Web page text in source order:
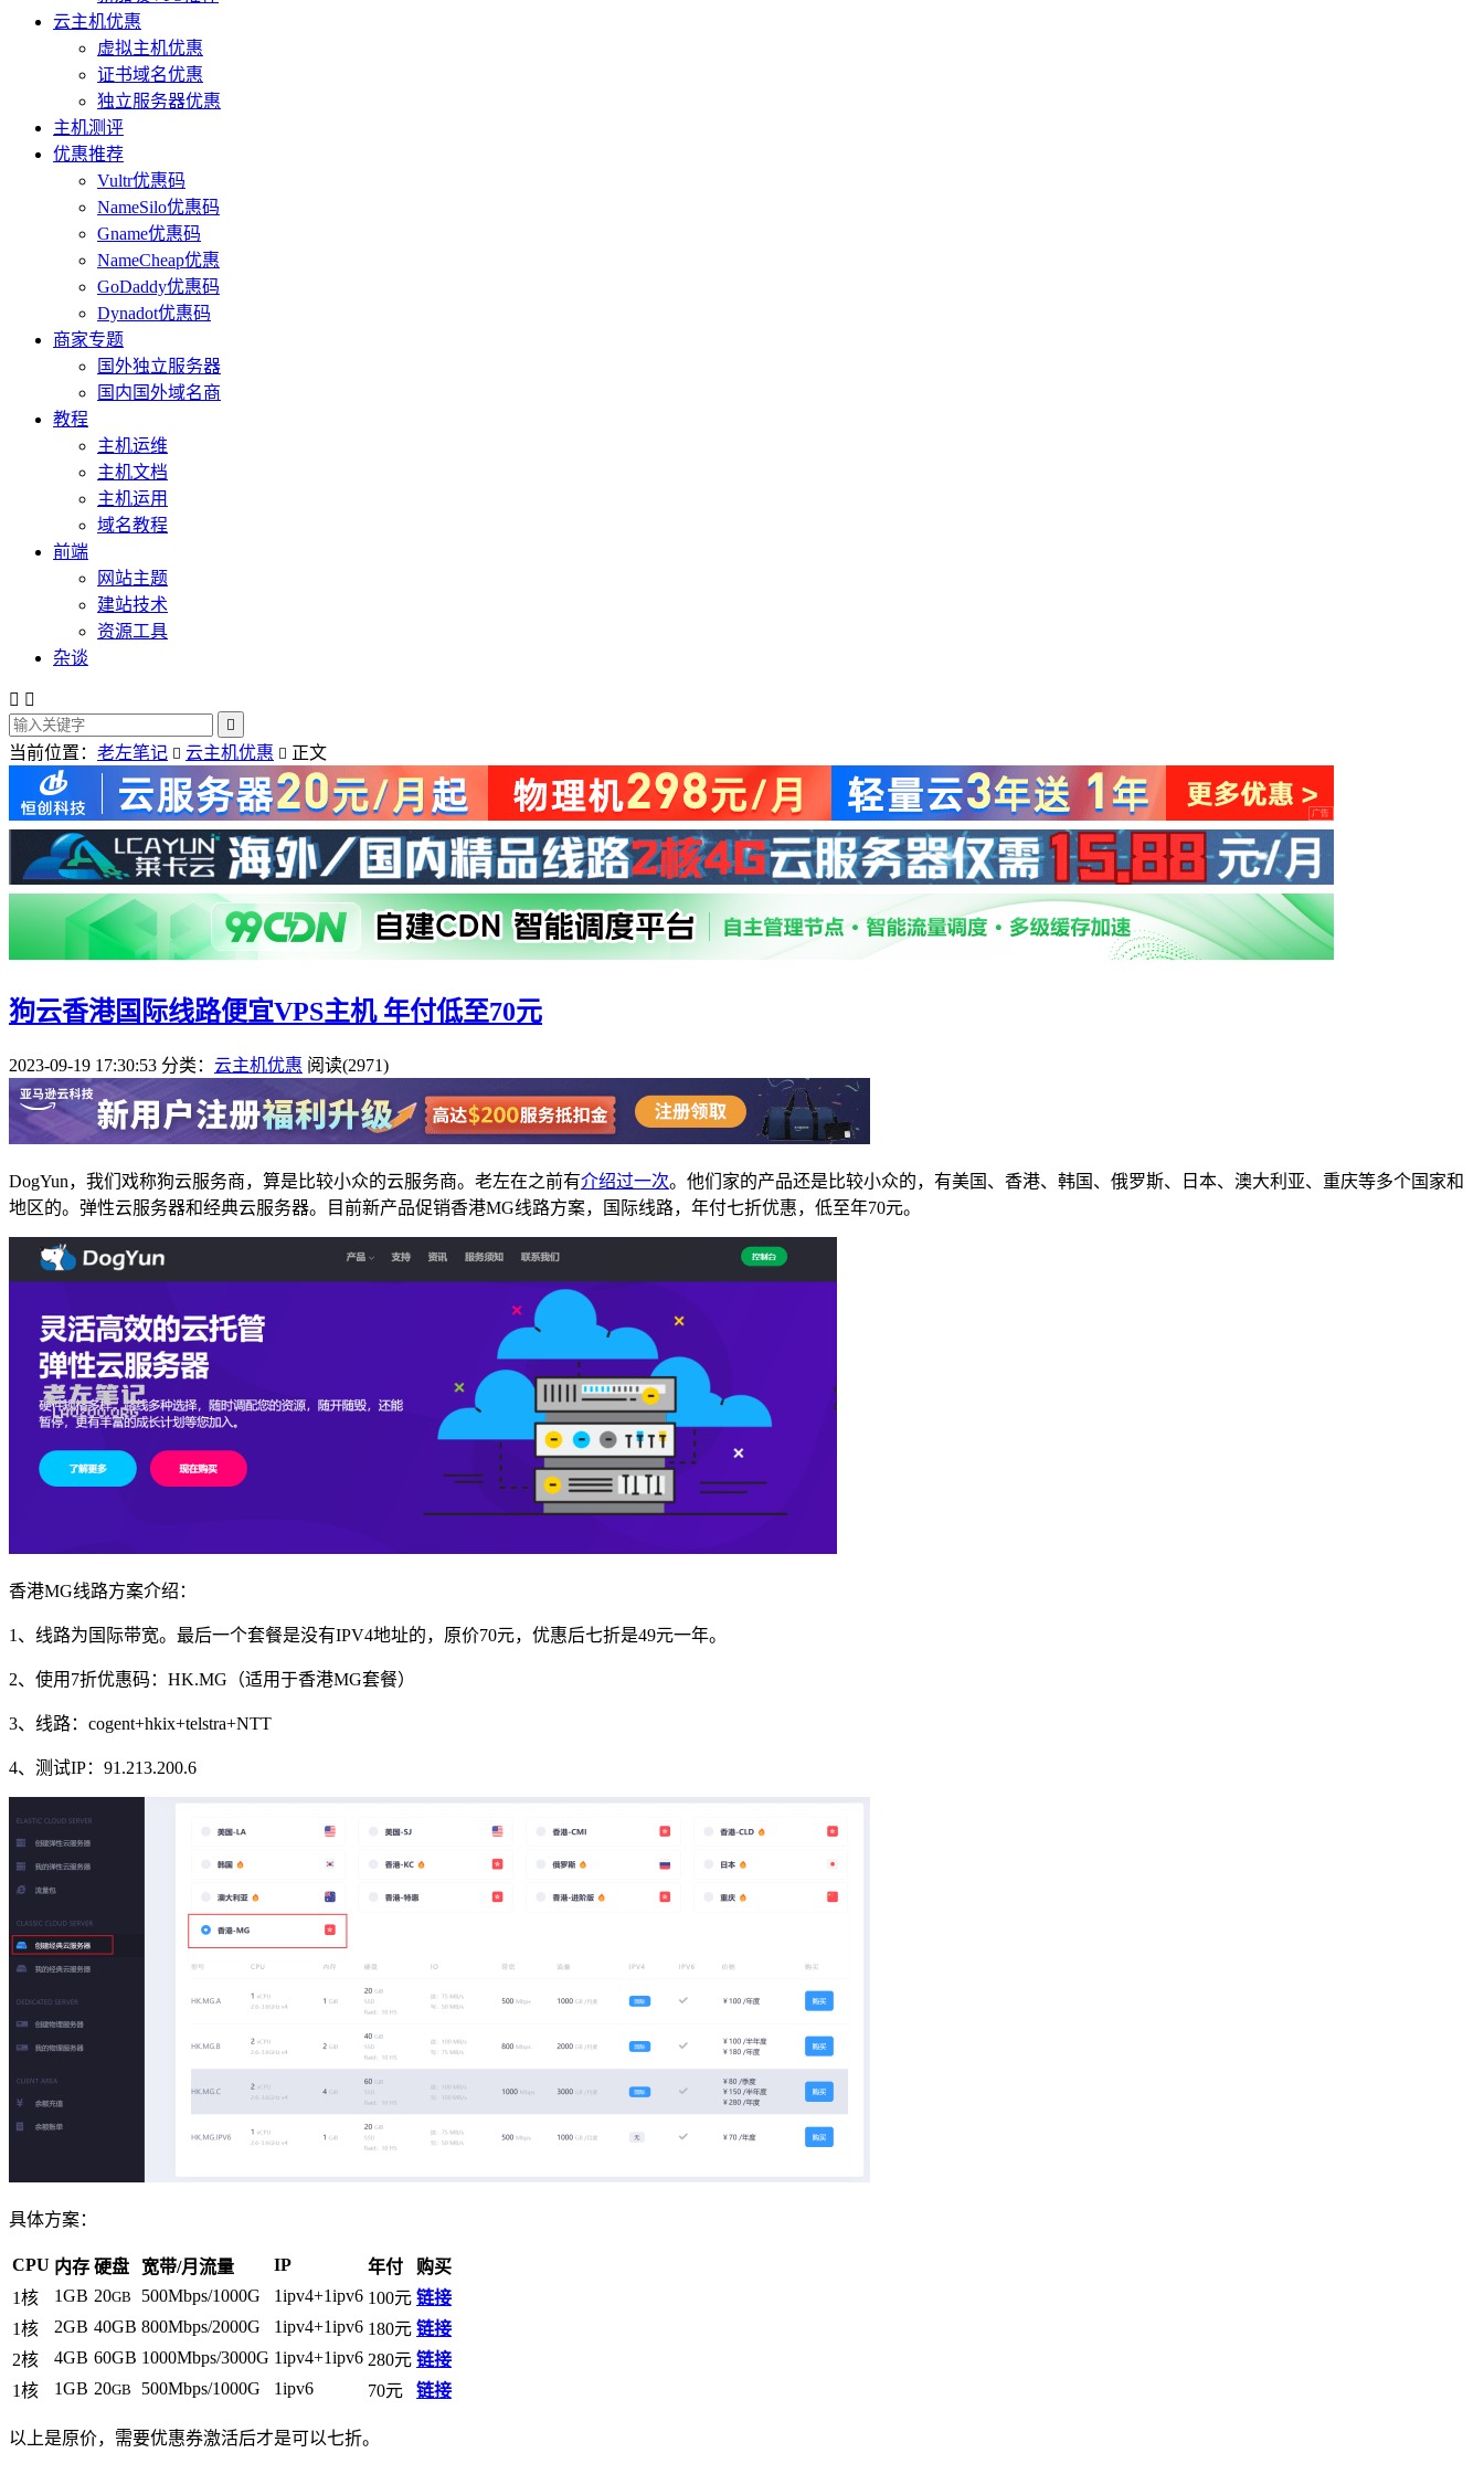
云主机优惠
虚拟主机优惠
证书域名优惠
独立服务器优惠
主机测评
优惠推荐
Vultr优惠码
NameSilo优惠码
Gname优惠码
NameCheap优惠
GoDaddy优惠码
Dynadot优惠码
商家专题
国外独立服务器
国内国外域名商
教程
主机运维
主机文档
主机运用
域名教程
前端
网站主题
建站技术
资源工具
杂谈
 

当前位置： 老左笔记  云主机优惠  正文
狗云香港国际线路便宜VPS主机 年付低至70元
2023-09-19 17:30:53 分类： 云主机优惠 阅读(2971)
DogYun，我们戏称狗云服务商，算是比较小众的云服务商。老左在之前有介绍过一次。他们家的产品还是比较小众的，有美国、香港、韩国、俄罗斯、日本、澳大利亚、重庆等多个国家和
地区的。弹性云服务器和经典云服务器。目前新产品促销香港MG线路方案，国际线路，年付七折优惠，低至年70元。
香港MG线路方案介绍：
1、线路为国际带宽。最后一个套餐是没有IPV4地址的，原价70元，优惠后七折是49元一年。
2、使用7折优惠码： HK.MG （适用于香港MG套餐）
3、线路：cogent+hkix+telstra+NTT
4、测试IP：91.213.200.6
具体方案：
CPU 内存 硬盘 宽带/月流量 IP 年付
购买
1核
1GB 20GB 500Mbps/1000G 1ipv4+1ipv6 100元 链接
1核
2GB 40GB 800Mbps/2000G 1ipv4+1ipv6 180元 链接
2核
4GB 60GB 1000Mbps/3000G 1ipv4+1ipv6 280元 链接
1核
1GB 20GB 500Mbps/1000G 1ipv6 70元 链接
以上是原价，需要优惠券激活后才是可以七折。